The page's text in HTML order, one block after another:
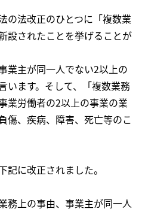
の法改正のひとつに「複数業
設されたことを挙げることが
業主が同一人でない2以上の
います。そして、「複数業務
業労働者の2以上の事業の業
傷、疾病、障害、死亡等のこ
記に改正されました。
務上の事由、事業主が同一人